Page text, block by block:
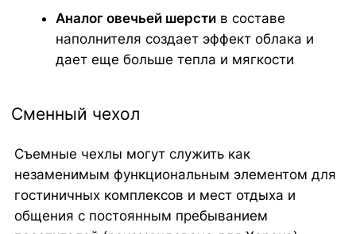
ПРИЯТНАЯ К ТЕЛУ И